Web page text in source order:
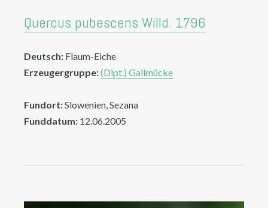
Quercus pubescens Willd. 1796
Deutsch: Flaum-Eiche
Erzeugergruppe:(Dipt.) Gallmücke
Fundort:Slowenien, Sezana
Funddatum: 12.06.2005